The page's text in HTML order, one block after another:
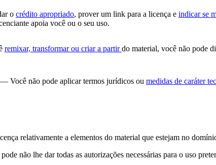
o crédito apropriado, prover um link para a licença e indicar se
apoia você ou o seu uso.
remixar, transformar ou criar a partirdo material, você não pode
— Você não pode aplicar termos jurídicos ou medidas de caráter
relativamente a elementos do material que estejam no
não lhe dar todas as autorizações necessárias para o uso